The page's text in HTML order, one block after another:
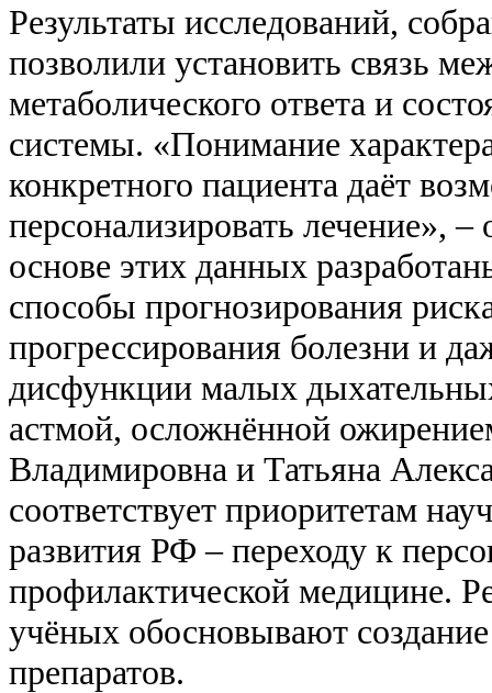
Результаты исследований,
позволили установить связь
метаболического ответа и
системы. «Понимание
конкретного пациента даёт
персонализировать лечение»,
основе этих данных
способы прогнозирования
прогрессирования болезни и
дисфункции малых
астмой, осложнённой
Владимировна и Татьяна
соответствует приоритетам
развития РФ – переходу к
профилактической медицине.
учёных обосновывают
препаратов.